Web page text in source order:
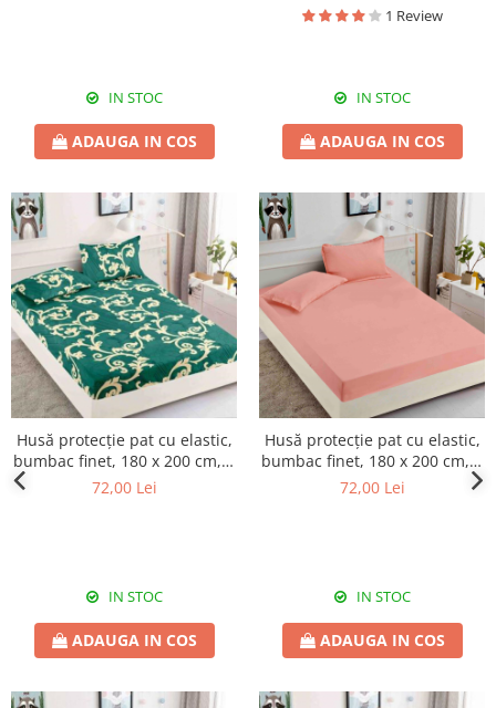
IN STOC
ADAUGA IN COS
1 Review
IN STOC
ADAUGA IN COS
Husă protecție pat cu elastic,
bumbac finet, 180 x 200 cm, 3
piese, HPP23
72,00 Lei
IN STOC
ADAUGA IN COS
Husă protecție pat cu elastic,
bumbac finet, 180 x 200 cm, 3
piese, HPP24
72,00 Lei
IN STOC
ADAUGA IN COS